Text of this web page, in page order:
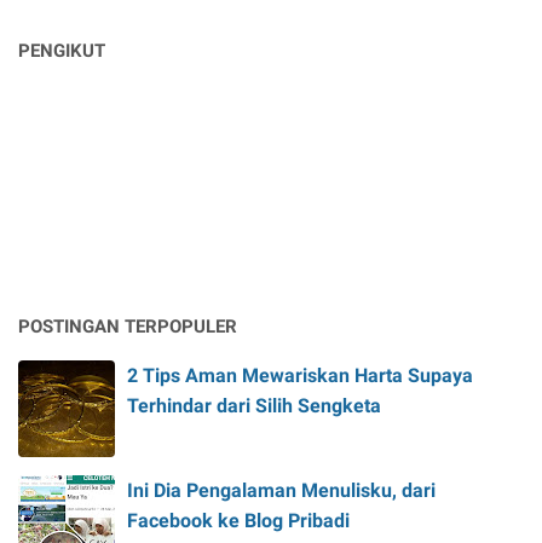
PENGIKUT
POSTINGAN TERPOPULER
2 Tips Aman Mewariskan Harta Supaya
Terhindar dari Silih Sengketa
Ini Dia Pengalaman Menulisku, dari
Facebook ke Blog Pribadi